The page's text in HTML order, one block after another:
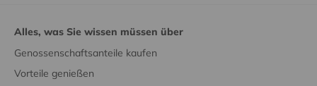
Alles, was Sie wissen müssen über
Genossenschaftsanteile kaufen
Vorteile genießen